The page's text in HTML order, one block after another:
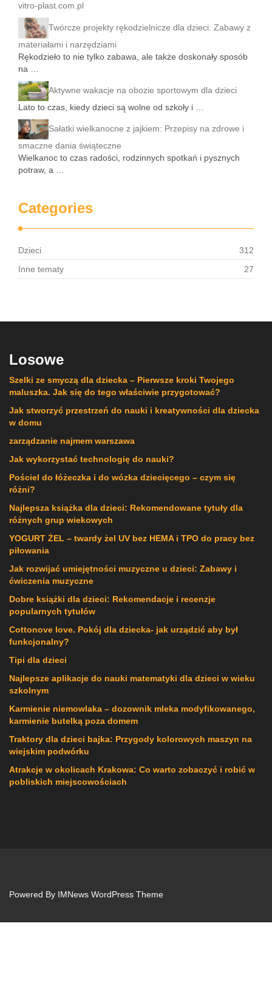
vitro-plast.com.pl
Twórcze projekty rękodzielnicze dla dzieci: Zabawy z
materiałami i narzędziami
Rękodzieło to nie tylko zabawa, ale także doskonały sposób
na …
Aktywne wakacje na obozie sportowym dla dzieci
Lato to czas, kiedy dzieci są wolne od szkoły i …
Sałatki wielkanocne z jajkiem: Przepisy na zdrowe i
smaczne dania świąteczne
Wielkanoc to czas radości, rodzinnych spotkań i pysznych
potraw, a …
Categories
Dzieci
312
Inne tematy
27
Losowe
Szelki ze smyczą dla dziecka – Pierwsze kroki Twojego
maluszka. Jak się do tego właściwie przygotować?
Jak stworzyć przestrzeń do nauki i kreatywności dla dziecka
w domu
zarządzanie najmem warszawa
Jak wykorzystać technologię do nauki?
Pościel do łóżeczka i do wózka dziecięcego – czym się
różni?
Najlepsza książka dla dzieci: Rekomendowane tytuły dla
różnych grup wiekowych
YOGURT ŻEL – twardy żel UV bez HEMA i TPO do pracy bez
piłowania
Jak rozwijać umiejętności muzyczne u dzieci: Zabawy i
ćwiczenia muzyczne
Dobre książki dla dzieci: Rekomendacje i recenzje
popularnych tytułów
Cottonove love. Pokój dla dziecka- jak urządzić aby był
funkcjonalny?
Tipi dla dzieci
Najlepsze aplikacje do nauki matematyki dla dzieci w wieku
szkolnym
Karmienie niemowlaka – dozownik mleka modyfikowanego,
karmienie butelką poza domem
Traktory dla dzieci bajka: Przygody kolorowych maszyn na
wiejskim podwórku
Atrakcje w okolicach Krakowa: Co warto zobaczyć i robić w
pobliskich miejscowościach
Powered By IMNews WordPress Theme